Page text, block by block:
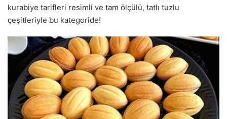
kurabiye tarifleri resimli ve tam ölçülü, tatlı tuzlu
çeşitleriyle bu kategoride!